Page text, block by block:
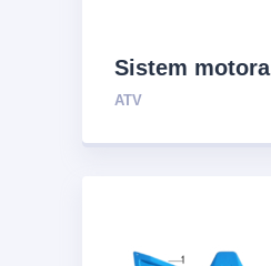
Sistem motora
ATV